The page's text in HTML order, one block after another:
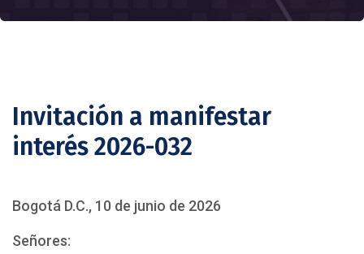
Invitación a manifestar
interés 2026-032
Bogotá D.C., 10 de junio de 2026
Señores: